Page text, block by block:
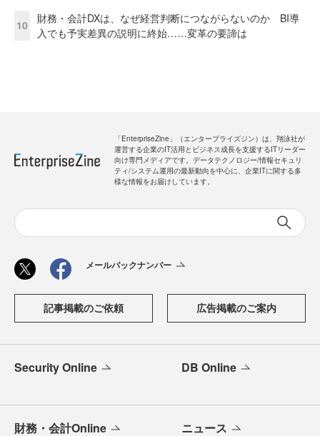
10
財務・会計DXは、なぜ経営判断につながらないのか BI導
入でも予実差異の説明に終始……変革の要諦は
「EnterpriseZine」（エンタープライズジン）は、翔泳社が
運営する企業のIT活用とビジネス成長を支援するITリーダー
向け専門メディアです。データテクノロジー/情報セキュリ
ティ/システム運用の最新動向を中心に、企業ITに関する多
様な情報をお届けしています。
メールバックナンバー
記事掲載のご依頼 広告掲載のご案内
Security Online DB Online
財務・会計Online ニュース